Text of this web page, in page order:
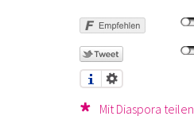
Mit Diaspora teilen